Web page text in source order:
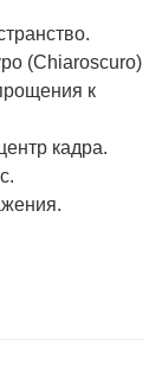
(Chiaroscuro)
к
кадра.